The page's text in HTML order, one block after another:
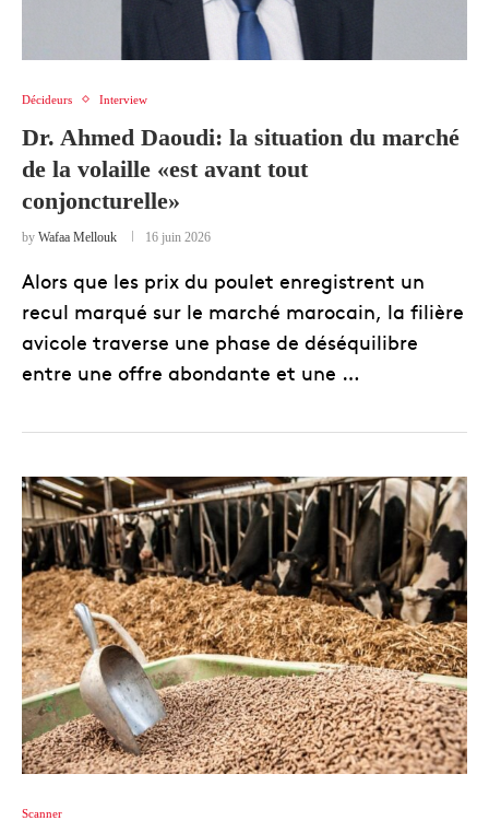
Décideurs Interview
Dr. Ahmed Daoudi: la situation du marché
de la volaille «est avant tout
conjoncturelle»
by Wafaa Mellouk 16 juin 2026
Alors que les prix du poulet enregistrent un
recul marqué sur le marché marocain, la filière
avicole traverse une phase de déséquilibre
entre une offre abondante et une …
Scanner